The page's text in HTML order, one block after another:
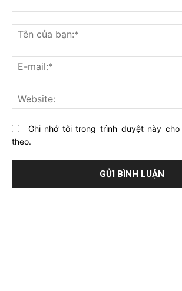
nghĩ
gì
về
bài
viết
này?
Ghi nhớ tôi trong trình duyệt này
theo.